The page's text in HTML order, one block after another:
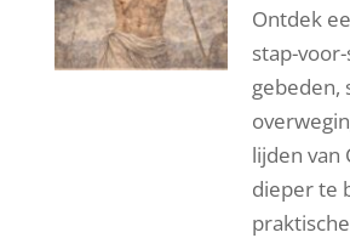
Ontdek
stap-
gebeden,
lijden van
dieper te